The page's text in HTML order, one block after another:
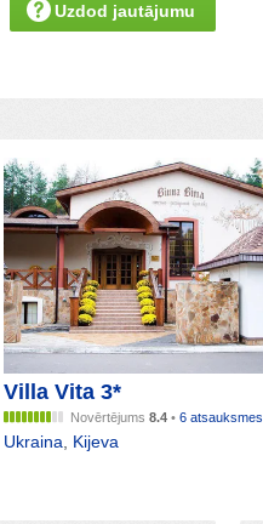
Uzdod jautājumu
Villa Vita 3*
Novērtējums 8.4• 6 atsauksmes
Ukraina Kijeva